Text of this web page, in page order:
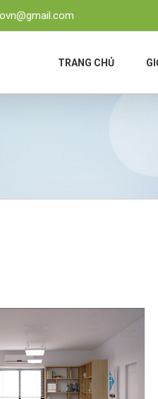
TRANG CHỦ
Thiết Kế Văn Phòng